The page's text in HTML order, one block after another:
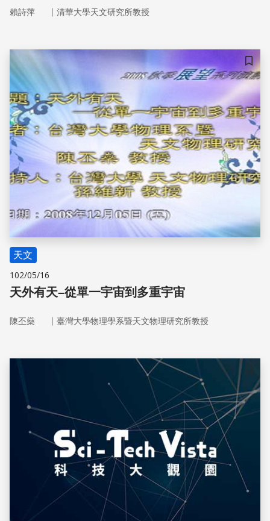
賴詩萍 ｜ 清華大學天文研究所教授
儲存
天文
102/05/16
天外有天–從單一宇宙到多重宇宙
陳丕燊 ｜ 臺灣大學物理學系暨天文物理研究所教授
儲存